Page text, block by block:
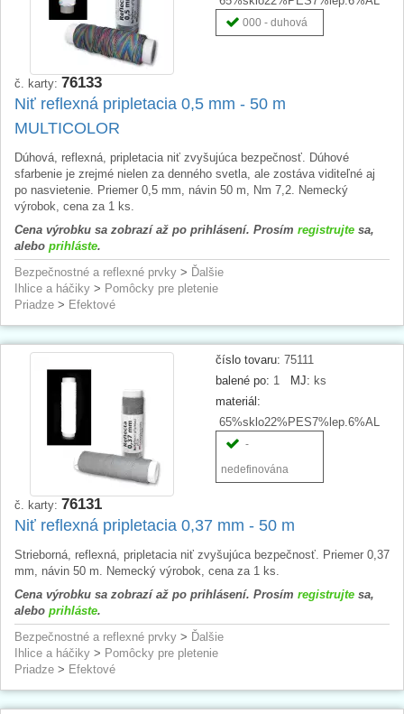
000 - duhová
č. karty: 76133
Niť reflexná pripletacia 0,5 mm - 50 m
MULTICOLOR
Dúhová, reflexná, pripletacia niť zvyšujúca bezpečnosť. Dúhové
sfarbenie je zrejmé nielen za denného svetla, ale zostáva viditeľné aj
po nasvietenie. Priemer 0,5 mm, návin 50 m, Nm 7,2. Nemecký
výrobok, cena za 1 ks.
Cena výrobku sa zobrazí až po prihlásení. Prosím registrujte sa,
alebo prihláste.
Bezpečnostné a reflexné prvky > Ďalšie
Ihlice a háčiky > Pomôcky pre pletenie
Priadze > Efektové
číslo tovaru: 75111
balené po: 1 MJ: ks
materiál:
65%sklo22%PES7%lep.6%AL
-
nedefinována
č. karty: 76131
Niť reflexná pripletacia 0,37 mm - 50 m
Strieborná, reflexná, pripletacia niť zvyšujúca bezpečnosť. Priemer 0,37
mm, návin 50 m. Nemecký výrobok, cena za 1 ks.
Cena výrobku sa zobrazí až po prihlásení. Prosím registrujte sa,
alebo prihláste.
Bezpečnostné a reflexné prvky > Ďalšie
Ihlice a háčiky > Pomôcky pre pletenie
Priadze > Efektové